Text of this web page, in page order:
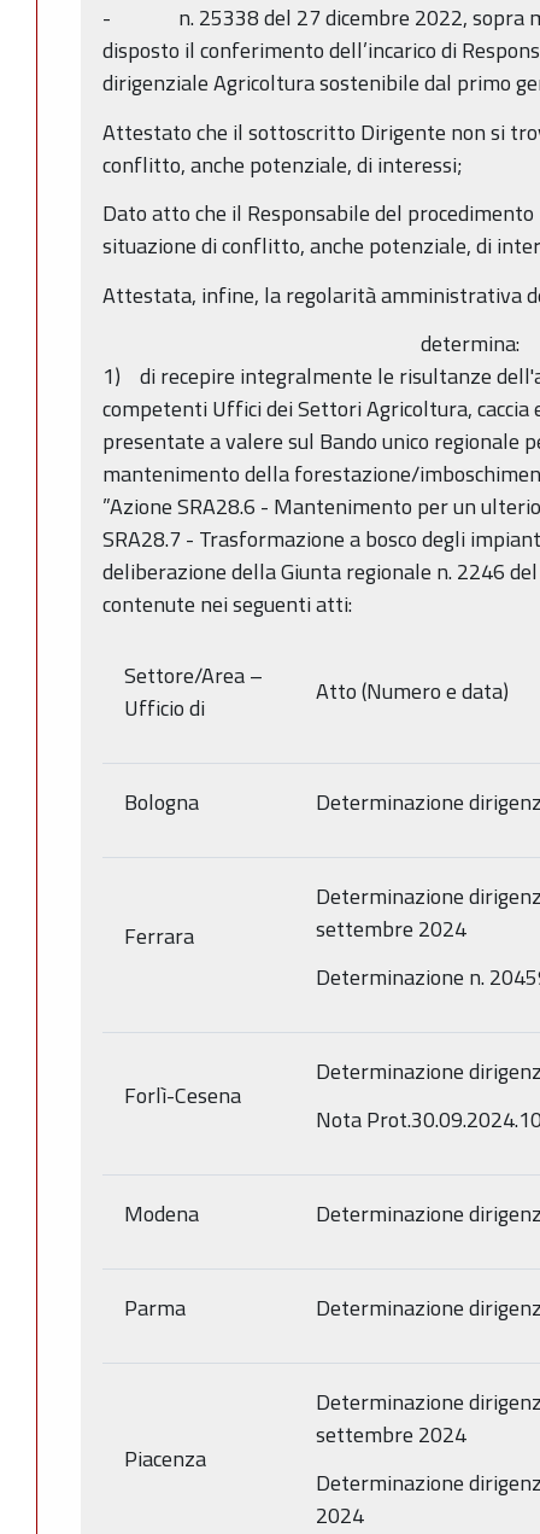
- n. 25338 del 27 dicembre 2022, sopra
disposto il conferimento dell’incarico di
dirigenziale Agricoltura sostenibile dal primo
Attestato che il sottoscritto Dirigente non si
conflitto, anche potenziale, di interessi;
Dato atto che il Responsabile del
situazione di conflitto, anche potenziale, di
Attestata, infine, la regolarità amministrativa
determina:
1) di recepire integralmente le risultanze
competenti Uffici dei Settori Agricoltura, caccia
presentate a valere sul Bando unico regionale
mantenimento della forestazione/
”Azione SRA28.6 - Mantenimento per un
SRA28.7 - Trasformazione a bosco degli
deliberazione della Giunta regionale n. 2246
contenute nei seguenti atti:
Settore/Area –
Ufficio di
Atto (Numero e data)
Bologna Determinazione
Ferrara
Determinazione
settembre 2024
Determinazione n.
Forlì-Cesena
Determinazione
Nota
Modena Determinazione
Parma Determinazione
Piacenza
Determinazione
settembre 2024
Determinazione
2024